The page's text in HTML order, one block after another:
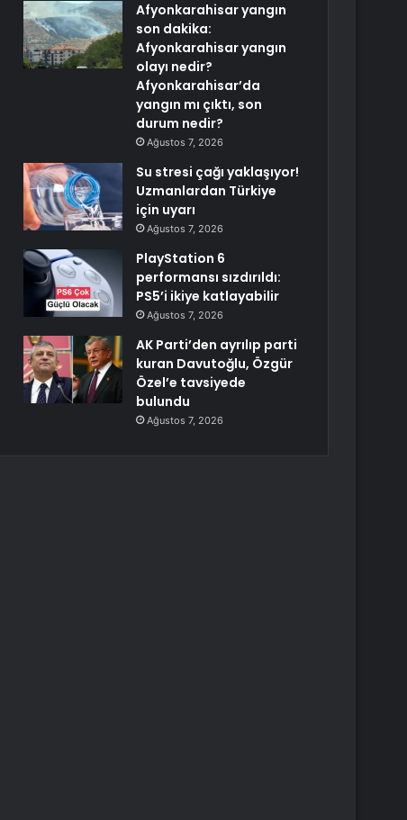
Afyonkarahisar yangın
son dakika:
Afyonkarahisar yangın
olayı nedir?
Afyonkarahisar’da
yangın mı çıktı, son
durum nedir?
Ağustos 7, 2026
Su stresi çağı yaklaşıyor!
Uzmanlardan Türkiye
için uyarı
Ağustos 7, 2026
PlayStation 6
performansı sızdırıldı:
PS5’i ikiye katlayabilir
Ağustos 7, 2026
AK Parti’den ayrılıp parti
kuran Davutoğlu, Özgür
Özel’e tavsiyede
bulundu
Ağustos 7, 2026